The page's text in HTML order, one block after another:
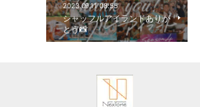
2023.09.11 08:55
シャッフルアイランドありが
とう📸